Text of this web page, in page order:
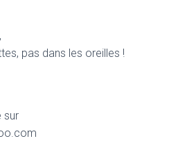
pas dans les oreilles !
sur